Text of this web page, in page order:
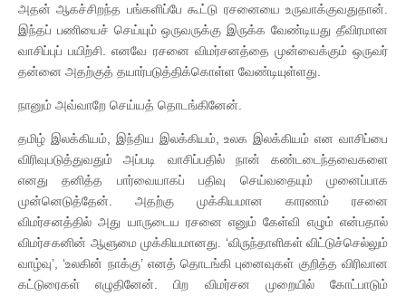
அதன் ஆகச்சிறந்த பங்களிப்பே கூட்டு ரசனையை உருவாக்குவதுதான்.
இந்தப் பணியைச் செய்யும் ஒருவருக்கு இருக்க வேண்டியது தீவிரமான
வாசிப்புப் பயிற்சி. எனவே ரசனை விமர்சனத்தை முன்வைக்கும் ஒருவர்
தன்னை அதற்குத் தயார்படுத்திக்கொள்ள வேண்டியுள்ளது.
நானும் அவ்வாறே செய்யத் தொடங்கினேன்.
தமிழ் இலக்கியம், இந்திய இலக்கியம், உலக இலக்கியம் என வாசிப்பை
விரிவுபடுத்துவதும் அப்படி வாசிப்பதில் நான் கண்டடைந்தவைகளை
எனது தனித்த பார்வையாகப் பதிவு செய்வதையும் முனைப்பாக
முன்னெடுத்தேன். அதற்கு முக்கியமான காரணம் ரசனை
விமர்சனத்தில் அது யாருடைய ரசனை எனும் கேள்வி எழும் என்பதால்
விமர்சகனின் ஆளுமை முக்கியமானது. ‘விருந்தாளிகள் விட்டுச்செல்லும்
வாழ்வு’, ‘உலகின் நாக்கு’ எனத் தொடங்கி புனைவுகள் குறித்த விரிவான
கட்டுரைகள் எழுதினேன். பிற விமர்சன முறையில் கோட்பாடும்